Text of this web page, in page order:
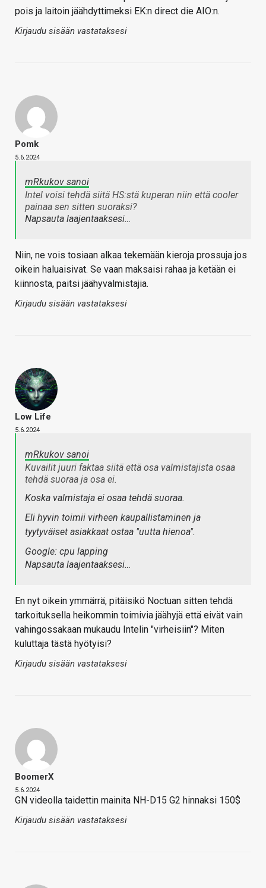
pois ja laitoin jäähdyttimeksi EK:n direct die AIO:n.
Kirjaudu sisään vastataksesi
Pomk
5.6.2024
mRkukov sanoi
Intel voisi tehdä siitä HS:stä kuperan niin että cooler
painaa sen sitten suoraksi?
Napsauta laajentaaksesi…
Niin, ne vois tosiaan alkaa tekemään kieroja prossuja jos
oikein haluaisivat. Se vaan maksaisi rahaa ja ketään ei
kiinnosta, paitsi jäähyvalmistajia.
Kirjaudu sisään vastataksesi
Low Life
5.6.2024
mRkukov sanoi
Kuvailit juuri faktaa siitä että osa valmistajista osaa
tehdä suoraa ja osa ei.
Koska valmistaja ei osaa tehdä suoraa.
Eli hyvin toimii virheen kaupallistaminen ja
tyytyväiset asiakkaat ostaa "uutta hienoa".
Google: cpu lapping
Napsauta laajentaaksesi…
En nyt oikein ymmärrä, pitäisikö Noctuan sitten tehdä
tarkoituksella heikommin toimivia jäähyjä että eivät vain
vahingossakaan mukaudu Intelin "virheisiin"? Miten
kuluttaja tästä hyötyisi?
Kirjaudu sisään vastataksesi
BoomerX
5.6.2024
GN videolla taidettin mainita NH-D15 G2 hinnaksi 150$
Kirjaudu sisään vastataksesi